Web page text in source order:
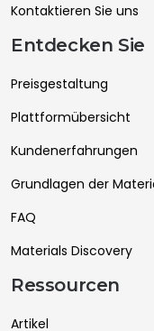
Kontaktieren Sie uns
Entdecken Sie
Preisgestaltung
Plattformübersicht
Kundenerfahrungen
Grundlagen der
FAQ
Materials Discovery
Ressourcen
Artikel